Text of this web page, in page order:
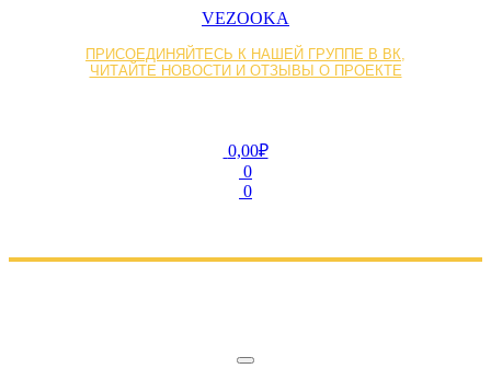
VEZOOKA
ПРИСОЕДИНЯЙТЕСЬ К НАШЕЙ ГРУППЕ В ВК,
ЧИТАЙТЕ НОВОСТИ И ОТЗЫВЫ О ПРОЕКТЕ
0,00₽
0
0